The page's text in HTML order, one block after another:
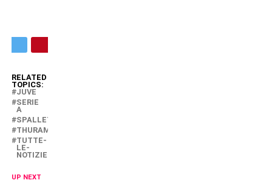
RELATED
TOPICS:
JUVE
SERIE
A
SPALLETTI
THURAM
TUTTE-
LE-
NOTIZIE
UP NEXT